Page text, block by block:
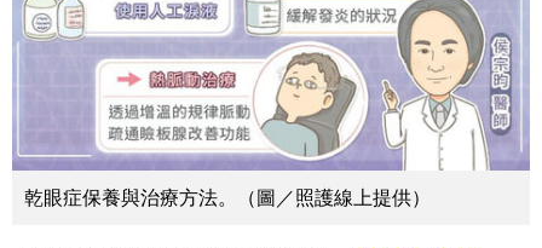
乾眼症保養與治療方法。（圖／照護線上提供）